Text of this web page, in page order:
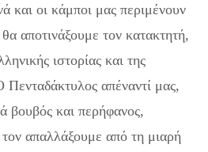
και οι κάμποι μας περιμένουν
αποτινάξουμε τον κατακτητή,
ιστορίας και της
Πενταδάκτυλος απέναντί μας,
βουβός και περήφανος,
απαλλάξουμε από τη μιαρή